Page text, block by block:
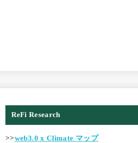
ReFi Research
>>web3.0 x Climate マップ